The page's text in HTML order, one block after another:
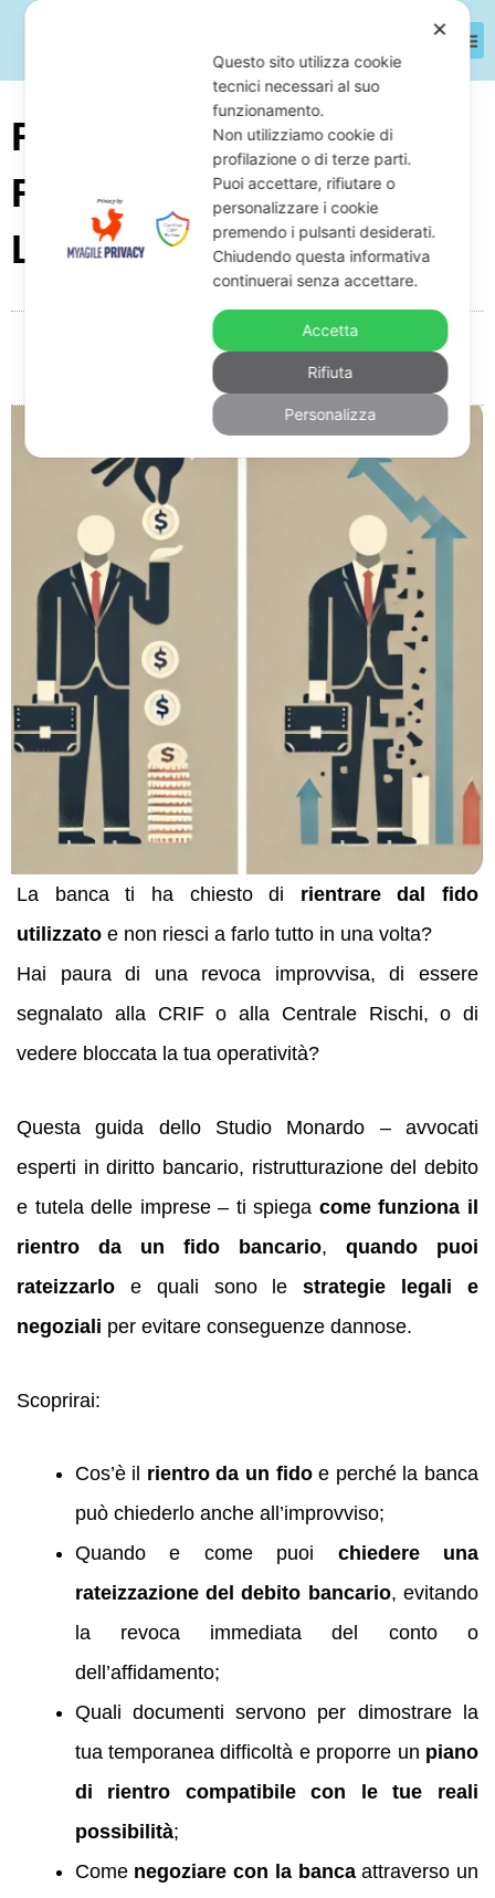
Rientro Fido Bancario a
Rate: Come Fare Con
L’Avvocato
Giuseppe Monardo
09:05
Nessun commento
La banca ti ha chiesto di rientrare dal fido
utilizzato e non riesci a farlo tutto in una volta?
Hai paura di una revoca improvvisa, di essere
segnalato alla CRIF o alla Centrale Rischi, o di
vedere bloccata la tua operatività?
Questa guida dello Studio Monardo – avvocati
esperti in diritto bancario, ristrutturazione del debito
e tutela delle imprese – ti spiega come funziona il
rientro da un fido bancario, quando puoi
rateizzarlo e quali sono lestrategie legali e
negoziali per evitare conseguenze dannose.
Scoprirai:
Cos’è il rientro da un fidoe perché la banca
può chiederlo anche all’improvviso;
Quando e come puoi chiedere una
rateizzazione del debito bancario, evitando
la revoca immediata del conto o
dell’affidamento;
Quali documenti servono per dimostrare la
tua temporanea difficoltà e proporre un piano
di rientro compatibile con le tue reali
possibilità;
Come negoziare con la bancaattraverso un
✕
Questo sito utilizza cookie
tecnici necessari al suo
funzionamento.
Non utilizziamo cookie di
profilazione o di terze parti.
Puoi accettare, rifiutare o
personalizzare i cookie
premendo i pulsanti desiderati.
Chiudendo questa informativa
continuerai senza accettare.
Accetta
Rifiuta
Personalizza